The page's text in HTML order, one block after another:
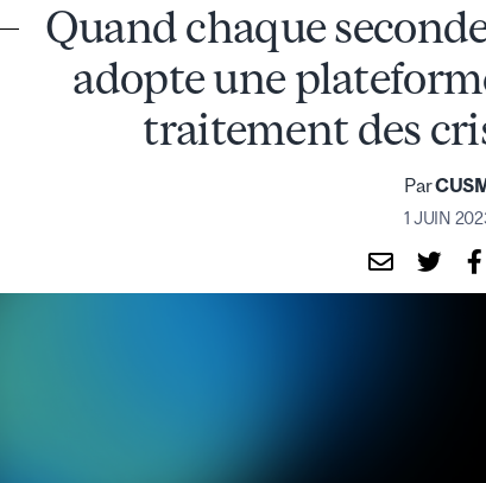
Quand chaque
adopte une
traitement des
Par
1 JUIN